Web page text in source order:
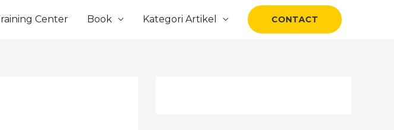
Center Book Kategori Artikel CONTACT